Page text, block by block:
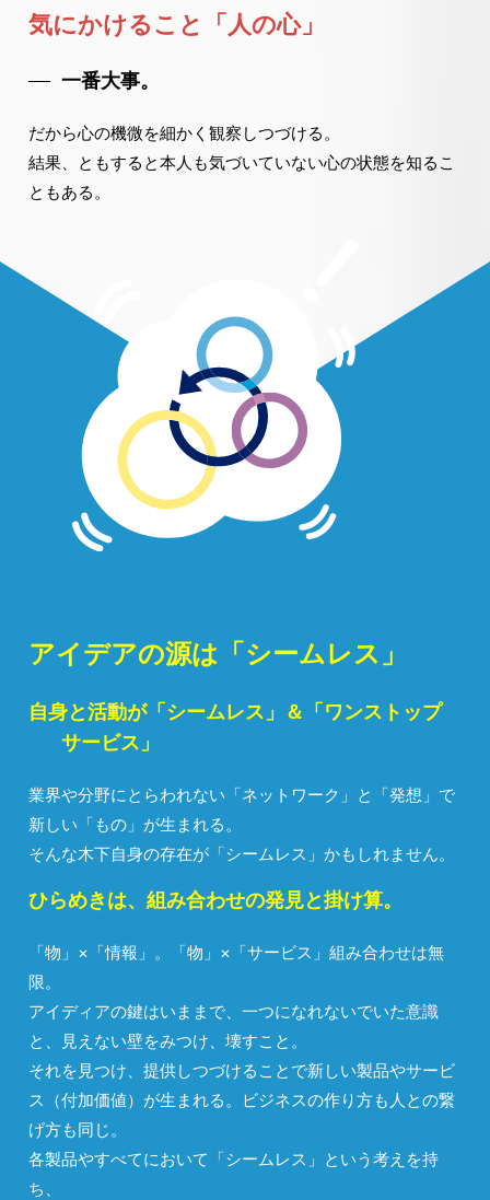
気にかけること「人の心」
一番大事。
だから心の機微を細かく観察しつづける。
結果、ともすると本人も気づいていない心の状態を知るこ
ともある。
アイデアの源は「シームレス」
自身と活動が「シームレス」＆「ワンストップ
サービス」
業界や分野にとらわれない「ネットワーク」と「発想」で
新しい「もの」が生まれる。
そんな木下自身の存在が「シームレス」かもしれません。
ひらめきは、組み合わせの発見と掛け算。
「物」×「情報」。「物」×「サービス」組み合わせは無
限。
アイディアの鍵はいままで、一つになれないでいた意識
と、見えない壁をみつけ、壊すこと。
それを見つけ、提供しつづけることで新しい製品やサービ
ス（付加価値）が生まれる。ビジネスの作り方も人との繋
げ方も同じ。
各製品やすべてにおいて「シームレス」という考えを持
ち、